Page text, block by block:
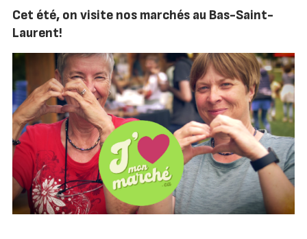
Cet été, on visite nos marchés au Bas-Saint-
Laurent!